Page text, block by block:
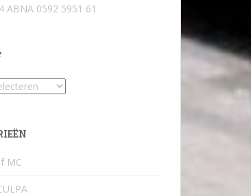
ABNA 0592 5951 61
MC